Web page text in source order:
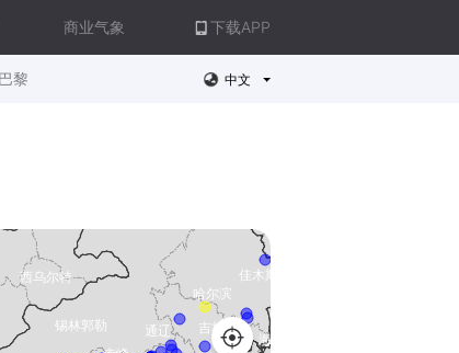
商业气象 下载APP
黎 中文